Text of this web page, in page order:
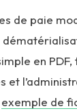
de paie
en
et
exemple de